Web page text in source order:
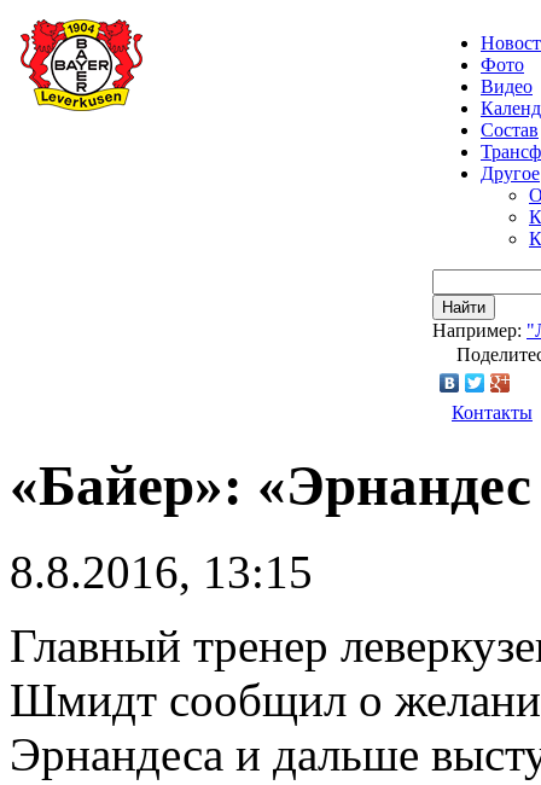
Фото
Видео
Состав
Другое
Найти
Например:
Контакты
«Байер»: «Эрнандес
8.8.2016, 13:15
Главный тренер
Шмидт сообщил о
Эрнандеса и дальше